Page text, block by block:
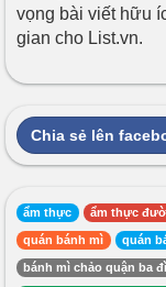
vọng bài viết hữu
gian cho List.vn.
Chia sẻ lên
ẩm thực ẩm thực
quán bánh mì quán
bánh mì chảo quận ba